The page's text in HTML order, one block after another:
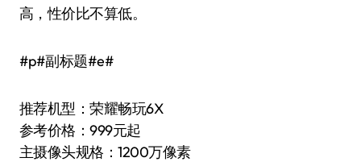
高，性价比不算低。
#p#副标题#e#
推荐机型：荣耀畅玩6X
参考价格：999元起
主摄像头规格：1200万像素